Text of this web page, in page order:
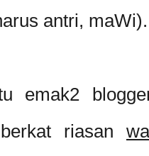
antri, maWi).
emak2
riasan